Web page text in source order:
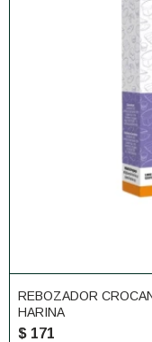
REBOZADOR
HARINA
$ 171